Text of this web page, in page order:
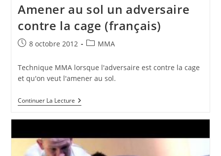
Amener au sol un adversaire
contre la cage (français)
Publication
8 octobre 2012
PostMMA
Technique MMA lorsque l'adversaire est contre la cage
et qu'on veut l'amener au sol.
Continuer La LectureAmener
Au
Contre
La